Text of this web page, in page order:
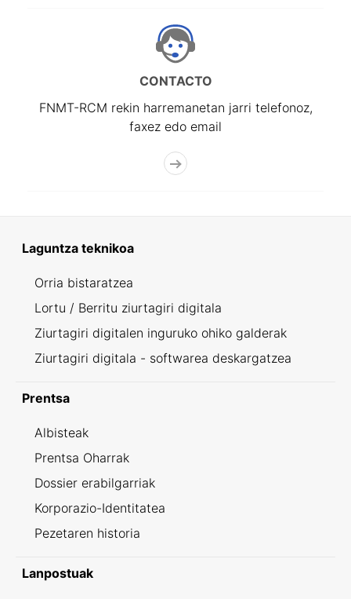
CONTACTO
FNMT-RCM rekin harremanetan jarri telefonoz,
faxez edo email
Laguntza teknikoa
Orria bistaratzea
Lortu / Berritu ziurtagiri digitala
Ziurtagiri digitalen inguruko ohiko galderak
Ziurtagiri digitala - softwarea deskargatzea
Prentsa
Albisteak
Prentsa Oharrak
Dossier erabilgarriak
Korporazio-Identitatea
Pezetaren historia
Lanpostuak